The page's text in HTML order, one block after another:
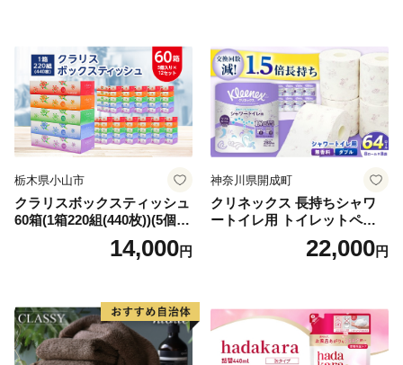
倶知安町 日用品
栃木県小山市
クラリスボックスティッシュ
60箱(1箱220組(440枚))(5個入
り×12セット)【1256759】
14,000円
神奈川県開成町
クリネックス 長持ちシャワ
ートイレ用 トイレットペー
パー（ダブル）64ロール(8ロ
ール×8パック) 開成町 トイレ
蓄 防災 エコ 消耗品 生活雑貨
生活用品 無香料 トイレット
ペーパー ダブル といれっと
ぺーぱー トイレ クレシア ト
22,000円